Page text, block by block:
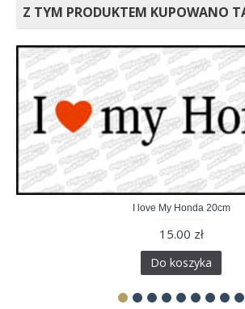
Z TYM PRODUKTEM KUPOWANO
I love My Honda 20cm
15.00 zł
Do koszyka